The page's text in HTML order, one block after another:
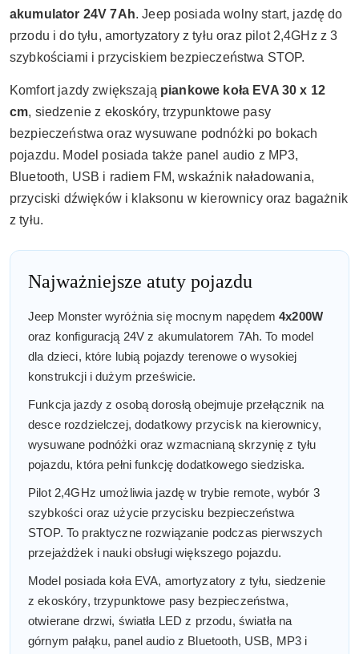
akumulator 24V 7Ah. Jeep posiada wolny start, jazdę do
przodu i do tyłu, amortyzatory z tyłu oraz pilot 2,4GHz z 3
szybkościami i przyciskiem bezpieczeństwa STOP.
Komfort jazdy zwiększają piankowe koła EVA 30 x 12
cm, siedzenie z ekoskóry, trzypunktowe pasy
bezpieczeństwa oraz wysuwane podnóżki po bokach
pojazdu. Model posiada także panel audio z MP3,
Bluetooth, USB i radiem FM, wskaźnik naładowania,
przyciski dźwięków i klaksonu w kierownicy oraz bagażnik
z tyłu.
Najważniejsze atuty pojazdu
Jeep Monster wyróżnia się mocnym napędem4x200W
oraz konfiguracją 24V z akumulatorem 7Ah. To model
dla dzieci, które lubią pojazdy terenowe o wysokiej
konstrukcji i dużym prześwicie.
Funkcja jazdy z osobą dorosłą obejmuje przełącznik na
desce rozdzielczej, dodatkowy przycisk na kierownicy,
wysuwane podnóżki oraz wzmacnianą skrzynię z tyłu
pojazdu, która pełni funkcję dodatkowego siedziska.
Pilot 2,4GHz umożliwia jazdę w trybie remote, wybór 3
szybkości oraz użycie przycisku bezpieczeństwa
STOP. To praktyczne rozwiązanie podczas pierwszych
przejażdżek i nauki obsługi większego pojazdu.
Model posiada koła EVA, amortyzatory z tyłu, siedzenie
z ekoskóry, trzypunktowe pasy bezpieczeństwa,
otwierane drzwi, światła LED z przodu, światła na
górnym pałąku, panel audio z Bluetooth, USB, MP3 i